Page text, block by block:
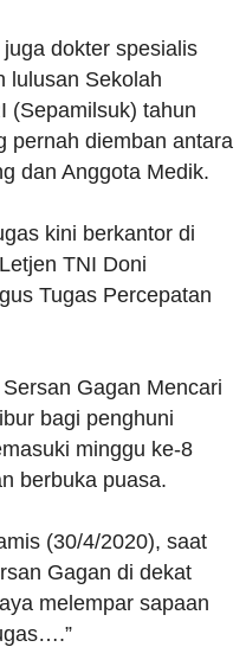
dokter spesialis
lulusan Sekolah
(Sepamilsuk) tahun
pernah diemban antara
dan Anggota Medik.
kini berkantor di
TNI Doni
Tugas Percepatan
Gagan Mencari
bagi penghuni
minggu ke-8
berbuka puasa.
(30/4/2020), saat
Gagan di dekat
melempar sapaan